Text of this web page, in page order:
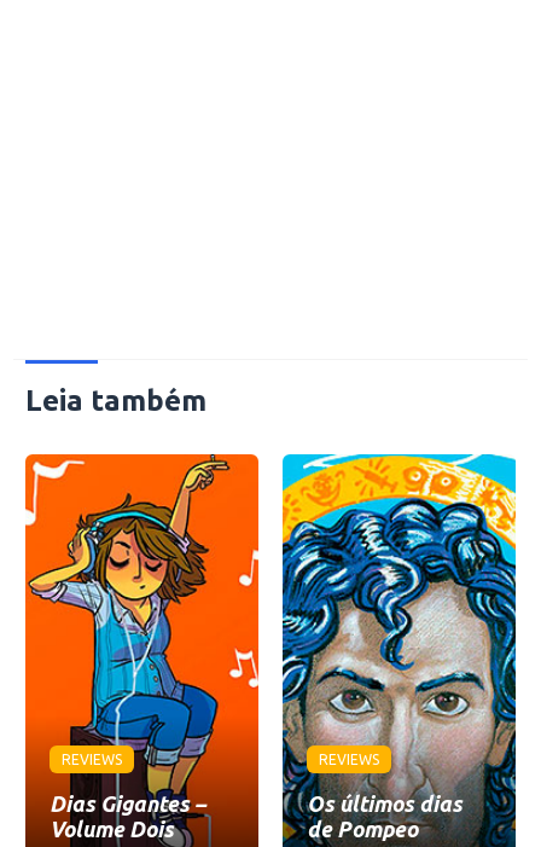
Leia também
REVIEWS
Dias Gigantes –
Volume Dois
REVIEWS
Os últimos dias
de Pompeo